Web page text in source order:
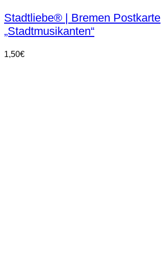
Stadtliebe® | Bremen Postkarte
„Stadtmusikanten“
1,50€